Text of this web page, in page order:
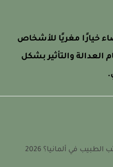
خيارًا مغريًا للأشخاص
والتأثير بشكل
في ألمانيا؟ 2026